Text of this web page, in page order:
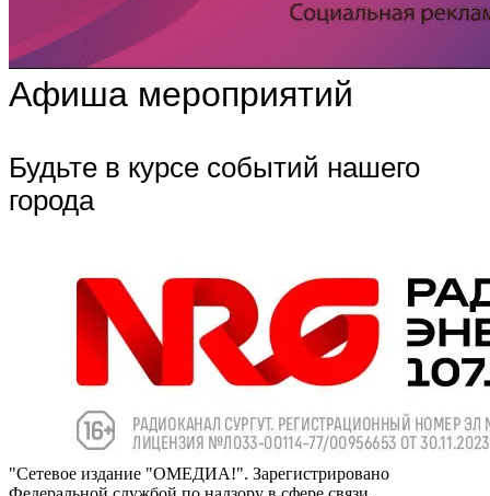
Афиша мероприятий
Будьте в курсе событий нашего
города
"Сетевое издание "ОМЕДИА!". Зарегистрировано